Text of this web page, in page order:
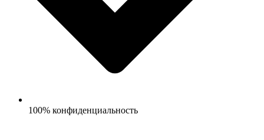
100% конфиденциальность